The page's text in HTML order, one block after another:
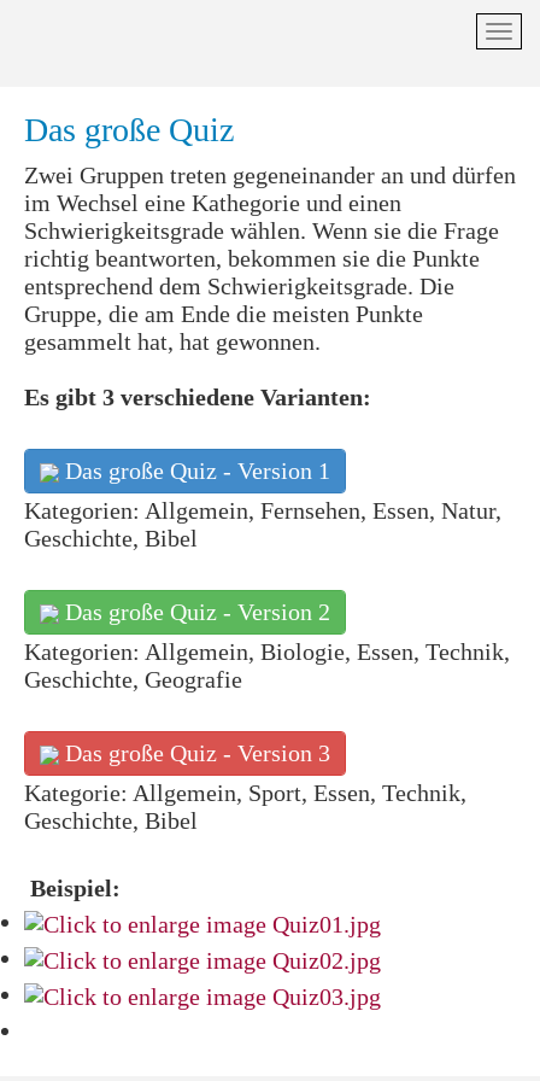
Das große Quiz
Zwei Gruppen treten gegeneinander an und dürfen
im Wechsel eine Kathegorie und einen
Schwierigkeitsgrade wählen. Wenn sie die Frage
richtig beantworten, bekommen sie die Punkte
entsprechend dem Schwierigkeitsgrade. Die
Gruppe, die am Ende die meisten Punkte
gesammelt hat, hat gewonnen.
Es gibt 3 verschiedene Varianten:
Das große Quiz - Version 1
Kategorien: Allgemein, Fernsehen, Essen, Natur,
Geschichte, Bibel
Das große Quiz - Version 2
Kategorien: Allgemein, Biologie, Essen, Technik,
Geschichte, Geografie
Das große Quiz - Version 3
Kategorie: Allgemein, Sport, Essen, Technik,
Geschichte, Bibel
Beispiel: